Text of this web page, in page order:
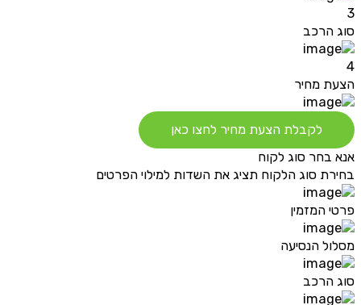
3
סוג הרכב
4
הצעת מחיר
לקבלת הצעת מחיר לחצו כאן
אנא בחר סוג לקוח
בחירת סוג הלקוח תציג את השדות למילוי הפרטים
פרטי המזמין
מסלול הנסיעה
סוג הרכב